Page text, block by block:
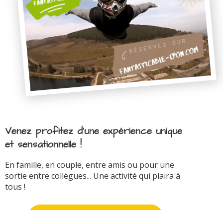
Venez profitez d'une expérience unique
et sensationnelle !
En famille, en couple, entre amis ou pour une
sortie entre collègues... Une activité qui plaira à
tous !